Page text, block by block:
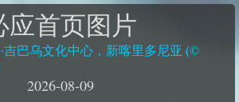
应首页图片
吉巴乌文化中心，新喀里多尼亚 (©
2026-08-09